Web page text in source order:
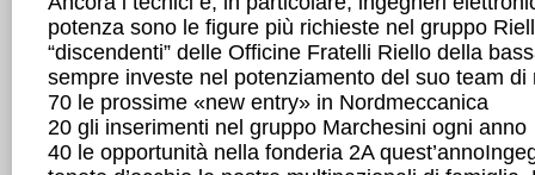
potenza sono le figure più richieste nel gruppo
“discendenti” delle Officine Fratelli Riello della
sempre investe nel potenziamento del suo team di
70 le prossime «new entry» in Nordmeccanica
20 gli inserimenti nel gruppo Marchesini ogni anno
40 le opportunità nella fonderia 2A